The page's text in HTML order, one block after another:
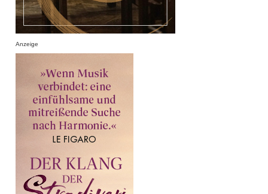
Anzeige